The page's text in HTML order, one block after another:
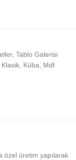
, Tablo Galerisi
Klasik, Küba, Mdf
özel üretim yapılarak